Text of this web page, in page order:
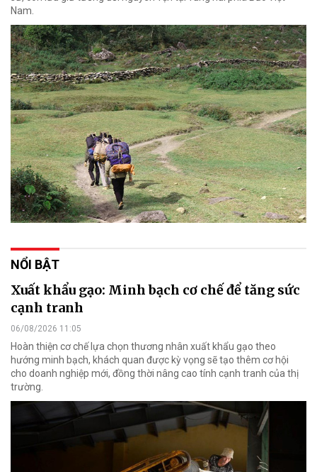
Nam.
NỔI BẬT
Xuất khẩu gạo: Minh bạch cơ chế để tăng sức
cạnh tranh
06/08/2026 11:05
Hoàn thiện cơ chế lựa chọn thương nhân xuất khẩu gạo theo
hướng minh bạch, khách quan được kỳ vọng sẽ tạo thêm cơ hội
cho doanh nghiệp mới, đồng thời nâng cao tính cạnh tranh của thị
trường.